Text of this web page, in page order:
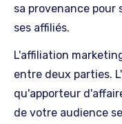
sa provenance pour
ses affiliés.
L'affiliation
entre deux parties.
qu'apporteur
de votre audience